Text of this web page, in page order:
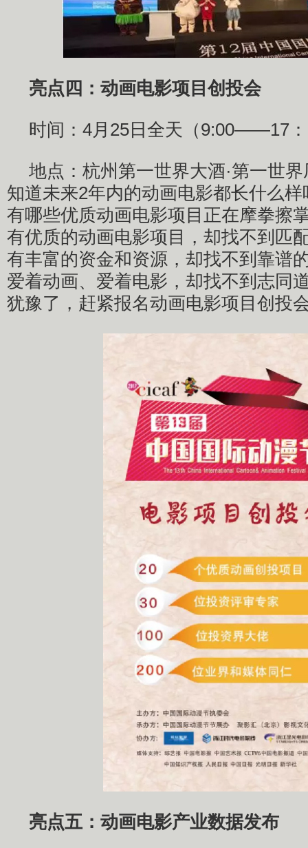
亮点四：动画电影项目创投会
时间：4月25日全天（9:00——17
地点：杭州第一世界大酒·第一世
知道未来2年内的动画电影都长什么
有哪些优质动画电影项目正在摩拳擦
有优质的动画电影项目，却找不到匹
有丰富的资金和资源，却找不到靠谱
爱着动画、爱着电影，却找不到志同
犹豫了，赶紧报名动画电影项目创投
亮点五：动画电影产业数据发布